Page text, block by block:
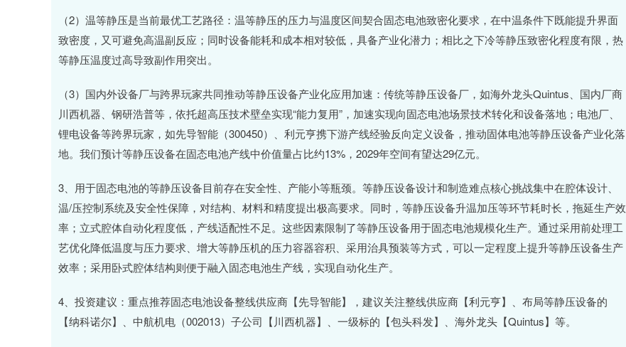
（2）温等静压是当前最优工艺路径：温等静压的压力与温度区间契合固态电池致密化要求，在中温条件下既能提升界面
致密度，又可避免高温副反应；同时设备能耗和成本相对较低，具备产业化潜力；相比之下冷等静压致密化程度有限，热
等静压温度过高导致副作用突出。
（3）国内外设备厂与跨界玩家共同推动等静压设备产业化应用加速：传统等静压设备厂，如海外龙头Quintus、国内厂商
川西机器、钢研浩普等，依托超高压技术壁垒实现“能力复用”，加速实现向固态电池场景技术转化和设备落地；电池厂、
锂电设备等跨界玩家，如先导智能（300450）、利元亨携下游产线经验反向定义设备，推动固体电池等静压设备产业化落
地。我们预计等静压设备在固态电池产线中价值量占比约13%，2029年空间有望达29亿元。
3、用于固态电池的等静压设备目前存在安全性、产能小等瓶颈。等静压设备设计和制造难点核心挑战集中在腔体设计、
温/压控制系统及安全性保障，对结构、材料和精度提出极高要求。同时，等静压设备升温加压等环节耗时长，拖延生产效
率；立式腔体自动化程度低，产线适配性不足。这些因素限制了等静压设备用于固态电池规模化生产。通过采用前处理工
艺优化降低温度与压力要求、增大等静压机的压力容器容积、采用治具预装等方式，可以一定程度上提升等静压设备生产
效率；采用卧式腔体结构则便于融入固态电池生产线，实现自动化生产。
4、投资建议：重点推荐固态电池设备整线供应商【先导智能】，建议关注整线供应商【利元亨】、布局等静压设备的
【纳科诺尔】、中航机电（002013）子公司【川西机器】、一级标的【包头科发】、海外龙头【Quintus】等。